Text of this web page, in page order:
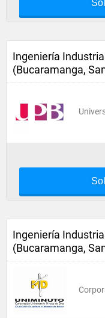
Ingeniería Industrial
(Bucaramanga,
Ingeniería Industrial
(Bucaramanga,